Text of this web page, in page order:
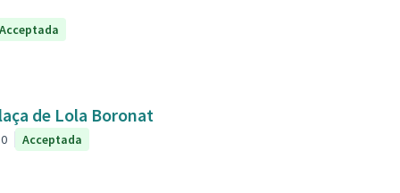
Acceptada
de Lola Boronat
0 Acceptada